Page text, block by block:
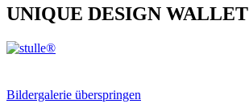
UNIQUE DESIGN WALLET
Bildergalerie überspringen